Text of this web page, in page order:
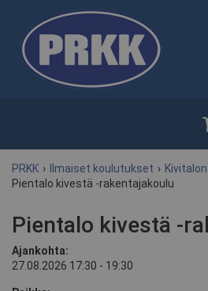
PRKK › Ilmaiset koulutukset ›
Pientalo kivestä -rakentajakoulu
Pientalo kivestä -
Ajankohta:
27.08.2026 17:30 - 19:30